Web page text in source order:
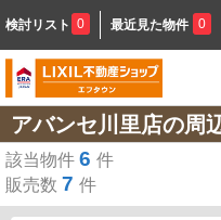
検討リスト 0 最近見た物件 0
アバンセ川里店の周
該当物件 6 件
販売数 7 件